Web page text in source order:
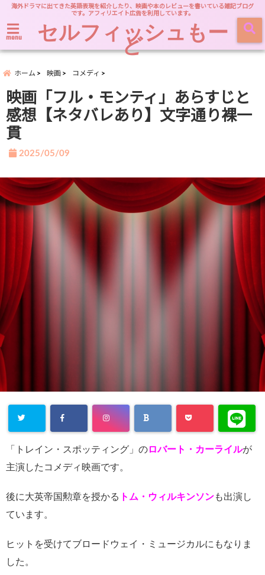
海外ドラマに出てきた英語表現を紹介したり、映画や本のレビューを書いている雑記ブログ
です。アフィリエイト広告を利用しています。
menu セルフィッシュもー
ど
ホーム 映画 コメディ
映画「フル・モンティ」あらすじと
感想【ネタバレあり】文字通り裸一
貫
2025/05/09
"Twitter" in
/home/cityli
「トレイン・スポッティング」のロバート・カーライルが
主演したコメディ映画です。
後に大英帝国勲章を授かる トム・ウィルキンソンも出演し
ています。
ヒットを受けてブロードウェイ・ミュージカルにもなりま
した。